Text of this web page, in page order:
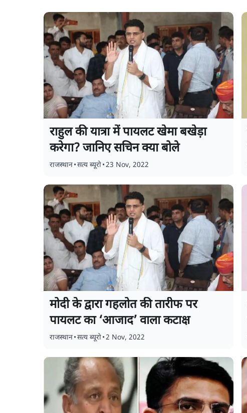
राहुल की यात्रा में पायलट खेमा बखेड़ा
करेगा? जानिए सचिन क्या बोले
राजस्थान•सत्य ब्यूरो•23 Nov, 2022
मोदी के द्वारा गहलोत की तारीफ पर
पायलट का ‘आजाद’ वाला कटाक्ष
राजस्थान•सत्य ब्यूरो•2 Nov, 2022